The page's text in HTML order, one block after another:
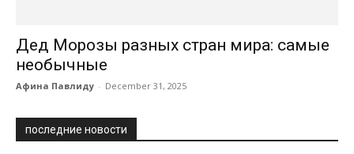
Дед Морозы разных стран мира: самые
необычные
Афина Павлиду - December 31, 2025
последние новости